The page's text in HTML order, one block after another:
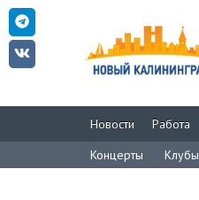
Новости Работа
Концерты
Клубы